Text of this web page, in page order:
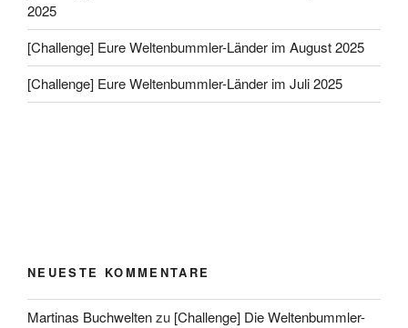
2025
[Challenge] Eure Weltenbummler-Länder im August 2025
[Challenge] Eure Weltenbummler-Länder im Juli 2025
NEUESTE KOMMENTARE
Martinas Buchweltenzu [Challenge] Die Weltenbummler-